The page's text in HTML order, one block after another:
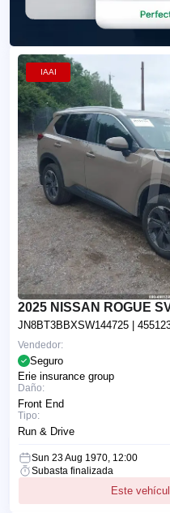
IAAI
2025 NISSAN ROGUE
JN8BT3BBXSW144725 |
Vendedor:
Seguro
Erie insurance group
Daño:
Front End
Tipo:
Run & Drive
Sun 23 Aug 1970, 12:00
Subasta finalizada
Este